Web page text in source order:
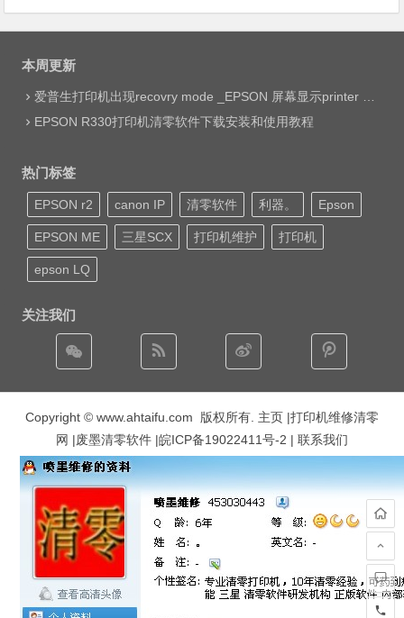
本周更新
爱普生打印机出现recovry mode _EPSON 屏幕显示printer mode set jig网络远程维修
EPSON R330打印机清零软件下载安装和使用教程
热门标签
EPSON r2 canon IP 清零软件 利器。 Epson
EPSON ME 三星SCX 打印机维护 打印机
epson LQ
关注我们
Copyright © www.ahtaifu.com 版权所有. 主页 |打印机维修清零
网 |废墨清零软件 |皖ICP备19022411号-2 | 联系我们